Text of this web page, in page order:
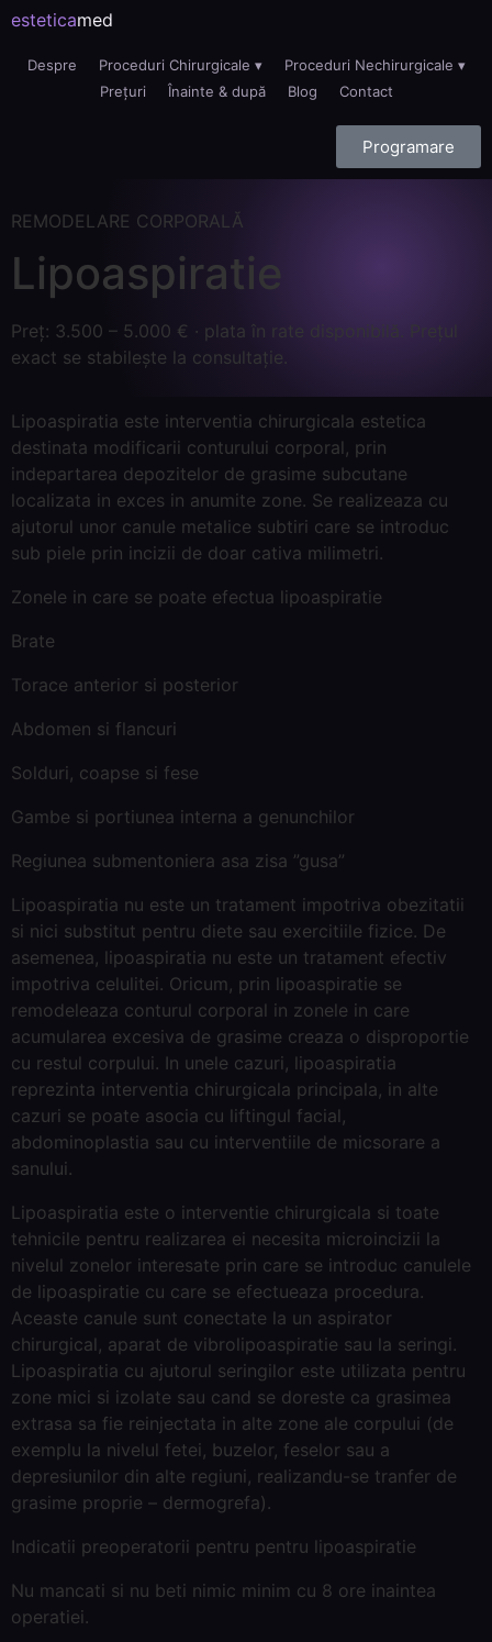
esteticamed
Despre Proceduri Chirurgicale ▾
Proceduri Nechirurgicale ▾
Prețuri
Înainte & după Blog Contact
Programare
REMODELARE CORPORALĂ
Lipoaspiratie
Preț: 3.500 – 5.000 € · plata în rate disponibilă. Prețul
exact se stabilește la consultație.
Lipoaspiratia este interventia chirurgicala estetica
destinata modificarii conturului corporal, prin
indepartarea depozitelor de grasime subcutane
localizata in exces in anumite zone. Se realizeaza cu
ajutorul unor canule metalice subtiri care se introduc
sub piele prin incizii de doar cativa milimetri.
Zonele in care se poate efectua lipoaspiratie
Brate
Torace anterior si posterior
Abdomen si flancuri
Solduri, coapse si fese
Gambe si portiunea interna a genunchilor
Regiunea submentoniera asa zisa ”gusa”
Lipoaspiratia nu este un tratament impotriva obezitatii
si nici substitut pentru diete sau exercitiile fizice. De
asemenea, lipoaspiratia nu este un tratament efectiv
impotriva celulitei. Oricum, prin lipoaspiratie se
remodeleaza conturul corporal in zonele in care
acumularea excesiva de grasime creaza o disproportie
cu restul corpului. In unele cazuri, lipoaspiratia
reprezinta interventia chirurgicala principala, in alte
cazuri se poate asocia cu liftingul facial,
abdominoplastia sau cu interventiile de micsorare a
sanului.
Lipoaspiratia este o interventie chirurgicala si toate
tehnicile pentru realizarea ei necesita microincizii la
nivelul zonelor interesate prin care se introduc canulele
de lipoaspiratie cu care se efectueaza procedura.
Aceaste canule sunt conectate la un aspirator
chirurgical, aparat de vibrolipoaspiratie sau la seringi.
Lipoaspiratia cu ajutorul seringilor este utilizata pentru
zone mici si izolate sau cand se doreste ca grasimea
extrasa sa fie reinjectata in alte zone ale corpului (de
exemplu la nivelul fetei, buzelor, feselor sau a
depresiunilor din alte regiuni, realizandu-se tranfer de
grasime proprie – dermogrefa).
Indicatii preoperatorii pentru pentru lipoaspiratie
Nu mancati si nu beti nimic minim cu 8 ore inaintea
operatiei.